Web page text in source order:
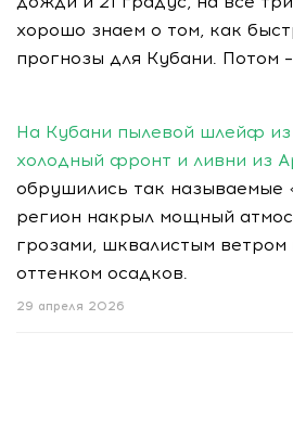
хорошо знаем о том, как
прогнозы для Кубани. Потом
На Кубани пылевой шлейф
холодный фронт и ливни из
обрушились так называемые
регион накрыл мощный
грозами, шквалистым
оттенком осадков.
29 апреля 2026